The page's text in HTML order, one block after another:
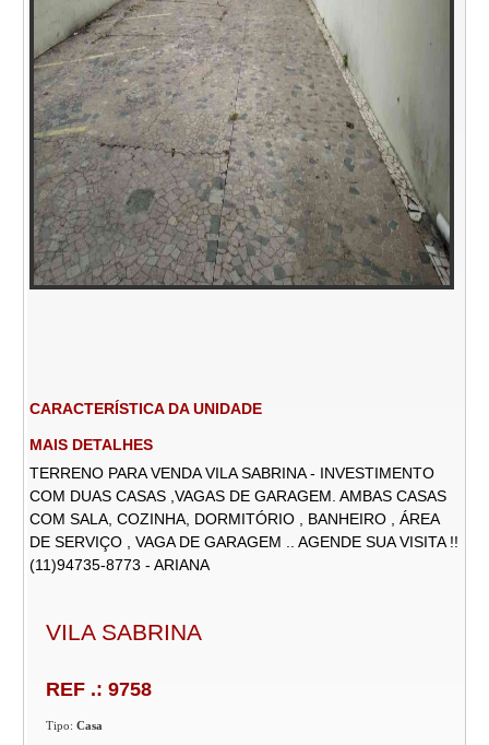
CARACTERÍSTICA DA UNIDADE
MAIS DETALHES
TERRENO PARA VENDA VILA SABRINA - INVESTIMENTO
COM DUAS CASAS ,VAGAS DE GARAGEM. AMBAS CASAS
COM SALA, COZINHA, DORMITÓRIO , BANHEIRO , ÁREA
DE SERVIÇO , VAGA DE GARAGEM .. AGENDE SUA VISITA !!
(11)94735-8773 - ARIANA
VILA SABRINA
REF .: 9758
Tipo:Casa